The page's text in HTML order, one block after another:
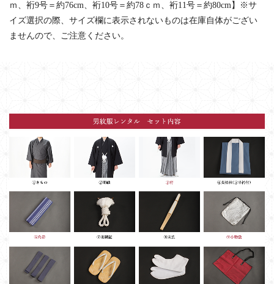
ｍ、裄9号＝約76cm、裄10号＝約78ｃｍ、裄11号＝約80cm】※サ
イズ選択の際、サイズ欄に表示されないものは在庫自体がござい
ませんので、ご注意ください。